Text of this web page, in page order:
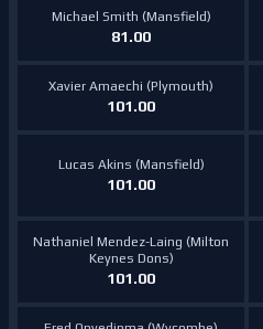
Michael Smith (Mansfield)
81.00
Xavier Amaechi (Plymouth)
101.00
Lucas Akins (Mansfield)
101.00
Nathaniel Mendez-Laing (Milton
Keynes Dons)
101.00